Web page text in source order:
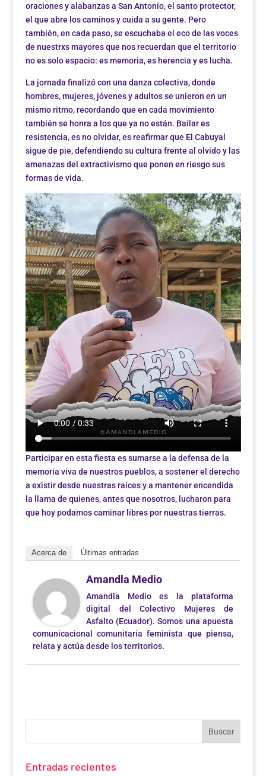
oraciones y alabanzas a San Antonio, el santo protector,
el que abre los caminos y cuida a su gente. Pero
también, en cada paso, se escuchaba el eco de las voces
de nuestrxs mayores que nos recuerdan que el territorio
no es solo espacio: es memoria, es herencia y es lucha.
La jornada finalizó con una danza colectiva, donde
hombres, mujeres, jóvenes y adultos se unieron en un
mismo ritmo, recordando que en cada movimiento
también se honra a los que ya no están. Bailar es
resistencia, es no olvidar, es reafirmar que El Cabuyal
sigue de pie, defendiendo su cultura frente al olvido y las
amenazas del extractivismo que ponen en riesgo sus
formas de vida.
Participar en esta fiesta es sumarse a la defensa de la
memoria viva de nuestros pueblos, a sostener el derecho
a existir desde nuestras raíces y a mantener encendida
la llama de quienes, antes que nosotros, lucharon para
que hoy podamos caminar libres por nuestras tierras.
Acerca de Últimas entradas
Amandla Medio
Amandla Medio es la plataforma
digital del Colectivo Mujeres de
Asfalto (Ecuador). Somos una apuesta
comunicacional comunitaria feminista que piensa,
relata y actúa desde los territorios.
Entradas recientes